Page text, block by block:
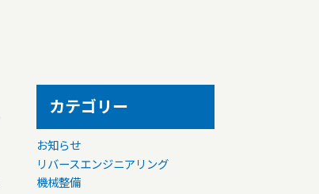
カテゴリー
お知らせ
リバースエンジニアリング
機械整備